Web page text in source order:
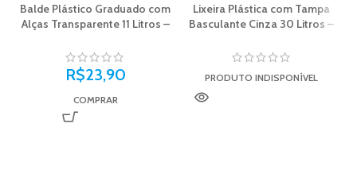
Balde Plástico Graduado com
Alças Transparente 11 Litros –
R$23,90
COMPRAR
Lixeira Plástica com Tampa
Basculante Cinza 30 Litros –
PRODUTO INDISPONÍVEL